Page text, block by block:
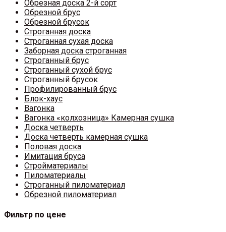
Обрезная доска 2-й сорт
Обрезной брус
Обрезной брусок
Строганная доска
Строганная сухая доска
Заборная доска строганная
Строганный брус
Строганный сухой брус
Строганный брусок
Профилированный брус
Блок-хаус
Вагонка
Вагонка «колхозница» Камерная сушка
Доска четверть
Доска четверть камерная сушка
Половая доска
Имитация бруса
Стройматериалы
Пиломатериалы
Строганный пиломатериал
Обрезной пиломатериал
Фильтр по цене